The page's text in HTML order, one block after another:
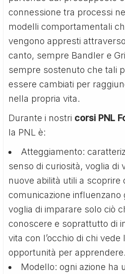
connessione tra processi
modelli comportamentali
vengono appresti attraverso
canto, sempre Bandler e
sempre sostenuto che tali
essere cambiati per
nella propria vita.
Durante i nostri corsi PNL
la PNL è:
Atteggiamento:
senso di curiosità, voglia di
nuove abilità utili a scoprire
comunicazione influenzano
voglia di imparare solo ciò
conoscere e soprattutto di
vita con l’occhio di chi
opportunità per apprendere.
Modello: ogni azione ha